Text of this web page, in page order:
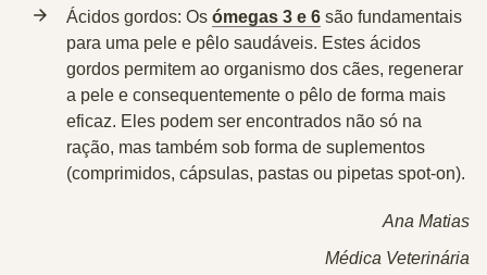
Ácidos gordos: Os ómegas 3 e 6 são fundamentais
para uma pele e pêlo saudáveis. Estes ácidos
gordos permitem ao organismo dos cães, regenerar
a pele e consequentemente o pêlo de forma mais
eficaz. Eles podem ser encontrados não só na
ração, mas também sob forma de suplementos
(comprimidos, cápsulas, pastas ou pipetas spot-on).
Ana Matias
Médica Veterinária